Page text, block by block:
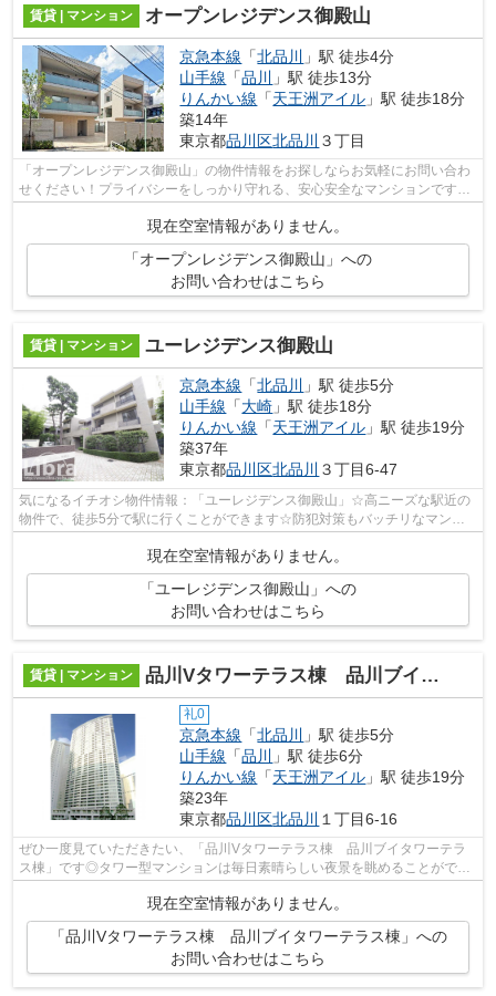
賃貸 | マンション オープンレジデンス御殿山
京急本線 「北品川
」駅 徒歩4分
山手線 「品川
」駅 徒歩13分
りんかい線 「天王洲アイル 」駅 徒歩18分
築14年
東京都品川区北品川 ３丁目
「オープンレジデンス御殿山」の物件情報をお探しならお気軽にお問い合わ
せください！プライバシーをしっかり守れる、安心安全なマンションです！
現在空室情報がありません。
「オープンレジデンス御殿山」への
お問い合わせはこちら
賃貸 | マンション ユーレジデンス御殿山
京急本線 「北品川
」駅 徒歩5分
山手線 「大崎 」駅 徒歩18分
りんかい線 「天王洲アイル 」駅 徒歩19分
築37年
東京都品川区北品川 ３丁目6-47
気になるイチオシ物件情報：「ユーレジデンス御殿山」☆高ニーズな駅近の
物件で、徒歩5分で駅に行くことができます☆防犯対策もバッチリなマンシ
現在空室情報がありません。
「ユーレジデンス御殿山」への
お問い合わせはこちら
賃貸 | マンション 品川Vタワーテラス棟 品川ブイタワーテラス棟
礼0
京急本線 「北品川 」駅 徒歩5分
山手線 「品川 」駅 徒歩6分
りんかい線 「天王洲アイル 」駅 徒歩19分
築23年
東京都品川区北品川 １丁目6-16
ぜひ一度見ていただきたい、「品川Vタワーテラス棟 品川ブイタワーテラ
ス棟」です◎タワー型マンションは毎日素晴らしい夜景を眺めることができ
ます◎駅から徒歩5分というアクセス良好...
現在空室情報がありません。
「品川Vタワーテラス棟 品川ブイタワーテラス棟」への
お問い合わせはこちら